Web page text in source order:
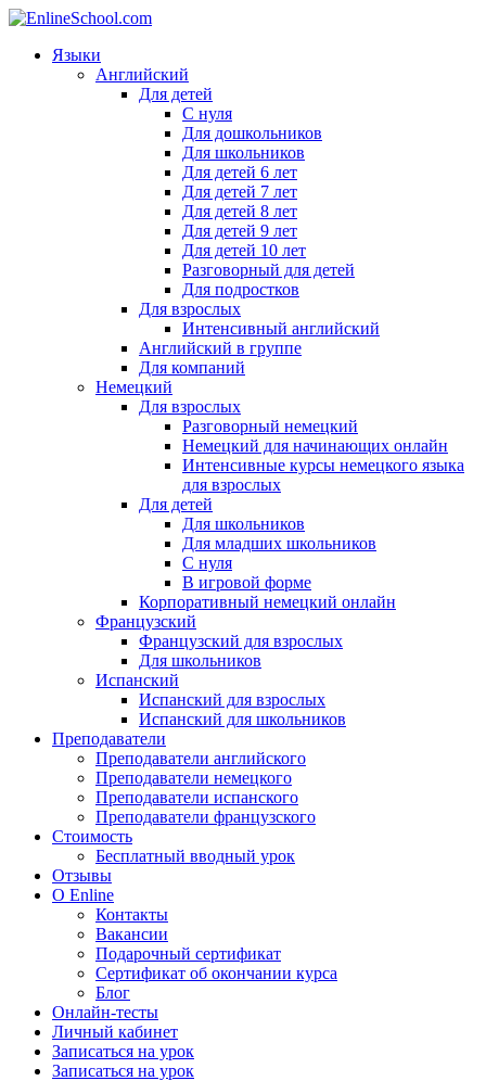
Языки
Английский
Для детей
С нуля
Для дошкольников
Для школьников
Для детей 6 лет
Для детей 7 лет
Для детей 8 лет
Для детей 9 лет
Для детей 10 лет
Разговорный для детей
Для подростков
Для взрослых
Интенсивный английский
Английский в группе
Для компаний
Немецкий
Для взрослых
Разговорный немецкий
Немецкий для начинающих онлайн
Интенсивные курсы немецкого языка
для взрослых
Для детей
Для школьников
Для младших школьников
С нуля
В игровой форме
Корпоративный немецкий онлайн
Французский
Французский для взрослых
Для школьников
Испанский
Испанский для взрослых
Испанский для школьников
Преподаватели
Преподаватели английского
Преподаватели немецкого
Преподаватели испанского
Преподаватели французского
Стоимость
Бесплатный вводный урок
Отзывы
О Enline
Контакты
Вакансии
Подарочный сертификат
Сертификат об окончании курса
Блог
Онлайн-тесты
Личный кабинет
Записаться на урок
Записаться на урок